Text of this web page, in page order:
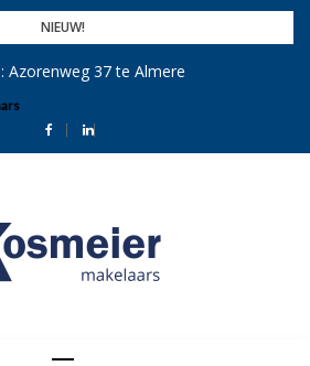
NIEUW!
Azorenweg 37 te Almere